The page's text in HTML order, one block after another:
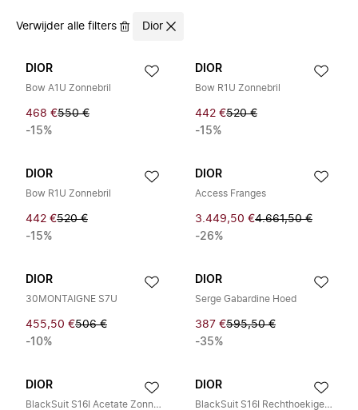
Verwijder alle filters Dior
DIOR
Bow A1U Zonnebril
468 €550 €
-15%
DIOR
Bow R1U Zonnebril
442 €520 €
-15%
DIOR
Bow R1U Zonnebril
442 €520 €
-15%
DIOR
Access Franges
3.449,50 €4.661,50 €
-26%
DIOR
30MONTAIGNE S7U
455,50 €506 €
-10%
DIOR
Serge Gabardine Hoed
387 €595,50 €
-35%
DIOR
BlackSuit S16I Acetate Zonnebril
DIOR
BlackSuit S16I Rechthoekige Zonnebril